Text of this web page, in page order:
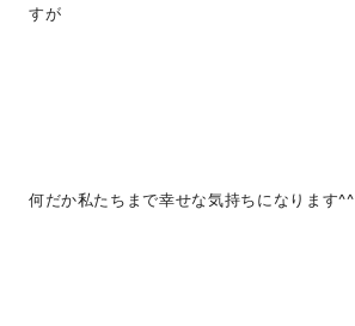
すが
何だか私たちまで幸せな気持ちになります^^